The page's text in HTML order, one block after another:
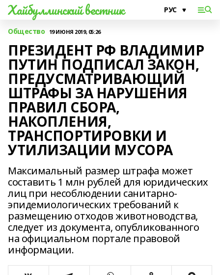
Хайбуллинский вестник
Общество 19 ИЮНЯ 2019, 05:26
ПРЕЗИДЕНТ РФ ВЛАДИМИР
ПУТИН ПОДПИСАЛ ЗАКОН,
ПРЕДУСМАТРИВАЮЩИЙ
ШТРАФЫ ЗА НАРУШЕНИЯ
ПРАВИЛ СБОРА,
НАКОПЛЕНИЯ,
ТРАНСПОРТИРОВКИ И
УТИЛИЗАЦИИ МУСОРА
Максимальный размер штрафа может
составить 1 млн рублей для юридических
лиц при несоблюдении санитарно-
эпидемиологических требований к
размещению отходов животноводства,
следует из документа, опубликованного
на официальном портале правовой
информации.